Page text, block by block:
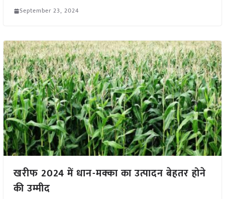
September 23, 2024
खरीफ 2024 में धान-मक्का का उत्पादन बेहतर होने
की उम्मीद